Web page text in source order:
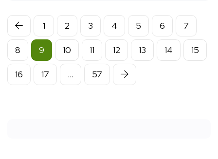
1 2 3 4 5 6 7
8 9 10 11 12 13 14 15
16 17 … 57